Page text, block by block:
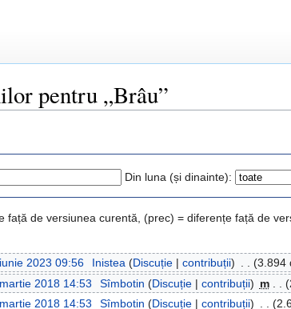
pentru „Brâu”
Din luna (și dinainte):
față de versiunea curentă, (prec) = diferențe față de
2023 09:56 Inistea (Discuție| contribuții) (3.894
2018 14:53 Sîmbotin (Discuție| contribuții) m
2018 14:53 Sîmbotin (Discuție| contribuții)